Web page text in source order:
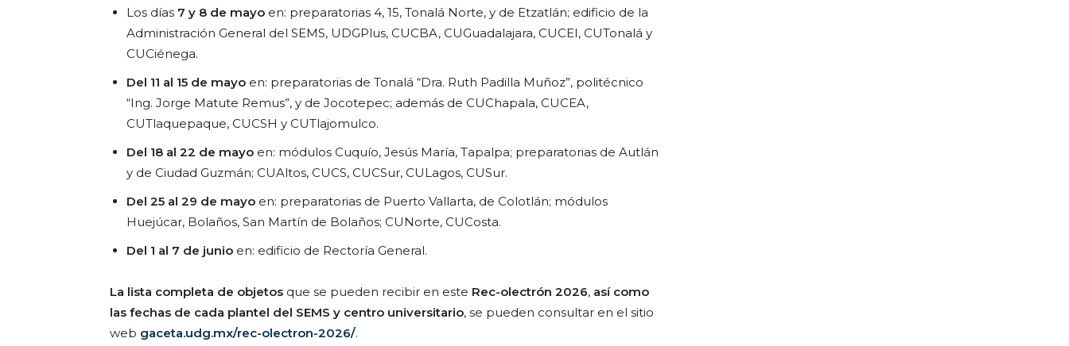
Los días 7 y 8 de mayo en: preparatorias 4, 15, Tonalá Norte, y de Etzatlán; edificio de la
Administración General del SEMS, UDGPlus, CUCBA, CUGuadalajara, CUCEI, CUTonalá y
CUCiénega.
Del 11 al 15 de mayo en: preparatorias de Tonalá “Dra. Ruth Padilla Muñoz”, politécnico
“Ing. Jorge Matute Remus”, y de Jocotepec; además de CUChapala, CUCEA,
CUTlaquepaque, CUCSH y CUTlajomulco.
Del 18 al 22 de mayo en: módulos Cuquío, Jesús María, Tapalpa; preparatorias de Autlán
y de Ciudad Guzmán; CUAltos, CUCS, CUCSur, CULagos, CUSur.
Del 25 al 29 de mayo en: preparatorias de Puerto Vallarta, de Colotlán; módulos
Huejúcar, Bolaños, San Martín de Bolaños; CUNorte, CUCosta.
Del 1 al 7 de junio en: edificio de Rectoría General.
La lista completa de objetos que se pueden recibir en este Rec-olectrón 2026, así como
las fechas de cada plantel del SEMS y centro universitario, se pueden consultar en el sitio
web gaceta.udg.mx/rec-olectron-2026/.